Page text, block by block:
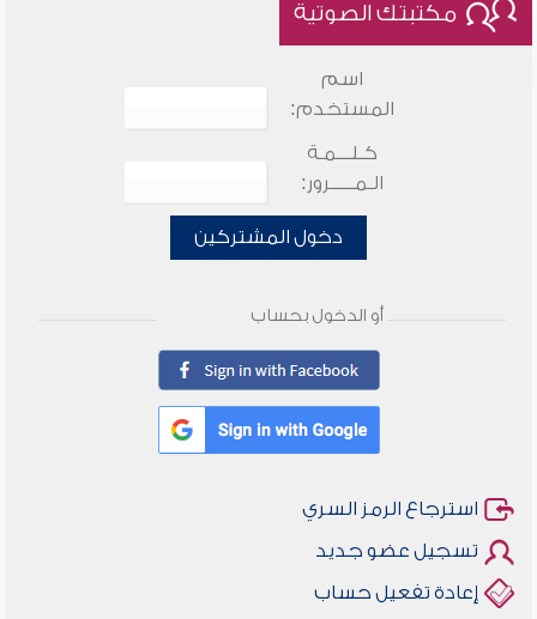
مكتبتك الصوتية
اسم
المستخدم:
كـلـــمـة
الـمـــــرور:
دخول المشتركين
أو الدخول بحساب
استرجاع الرمز السري
تسجيل عضو جديد
إعادة تفعيل حساب